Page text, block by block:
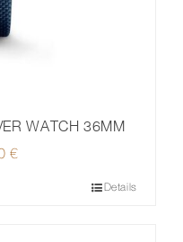
WATCH 36MM
€
Details